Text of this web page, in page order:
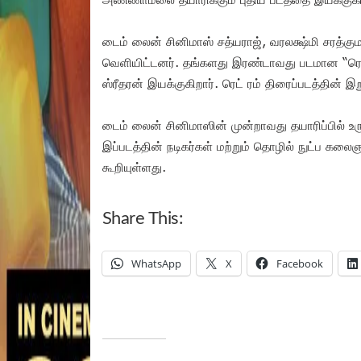
டைம் லைன் சினிமாஸ் சத்யராஜ், வரலக்ஷ்மி
வெளியிட்டனர். தங்களது இரண்டாவது படமான
ஸ்ரீதரன் இயக்குகிறார். ரெட் ரம் திரைப்படத்தின்
டைம் லைன் சினிமாஸின் முன்றாவது தயாரிப்பில்
இப்படத்தின் நடிகர்கள் மற்றும் தொழில் நுட்ப
கூறியுள்ளது.
Share This:
WhatsApp X Facebook